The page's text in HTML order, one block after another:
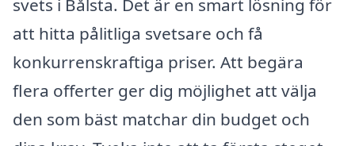
svets i Bålsta. Det är en smart lösning för
att hitta pålitliga svetsare och få
konkurrenskraftiga priser. Att begära
flera offerter ger dig möjlighet att välja
den som bäst matchar din budget och